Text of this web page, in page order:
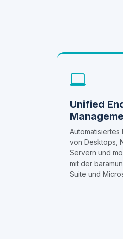
Unified
Automatisiertes
von Desktops,
Servern und
mit der
Suite und